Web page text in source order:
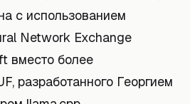
с использованием
Network Exchange
вместо более
разработанного Георгием